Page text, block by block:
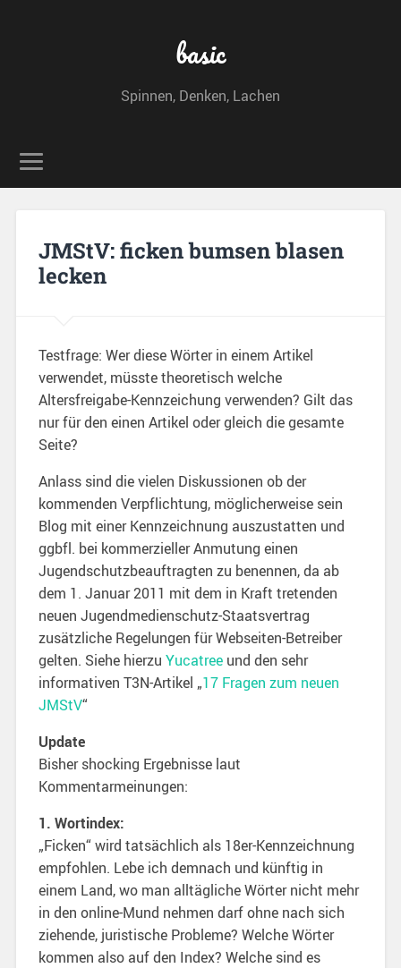
basic
Spinnen, Denken, Lachen
JMStV: ficken bumsen blasen
lecken
Testfrage: Wer diese Wörter in einem Artikel
verwendet, müsste theoretisch welche
Altersfreigabe-Kennzeichung verwenden? Gilt das
nur für den einen Artikel oder gleich die gesamte
Seite?
Anlass sind die vielen Diskussionen ob der
kommenden Verpflichtung, möglicherweise sein
Blog mit einer Kennzeichnung auszustatten und
ggbfl. bei kommerzieller Anmutung einen
Jugendschutzbeauftragten zu benennen, da ab
dem 1. Januar 2011 mit dem in Kraft tretenden
neuen Jugendmedienschutz-Staatsvertrag
zusätzliche Regelungen für Webseiten-Betreiber
gelten. Siehe hierzu Yucatreeund den sehr
informativen T3N-Artikel „17 Fragen zum neuen
JMStV“
Update
Bisher shocking Ergebnisse laut
Kommentarmeinungen:
1. Wortindex:
„Ficken“ wird tatsächlich als 18er-Kennzeichnung
empfohlen. Lebe ich demnach und künftig in
einem Land, wo man alltägliche Wörter nicht mehr
in den online-Mund nehmen darf ohne nach sich
ziehende, juristische Probleme? Welche Wörter
kommen also auf den Index? Welche sind es